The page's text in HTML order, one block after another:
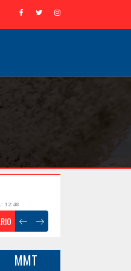
12:48
MMT